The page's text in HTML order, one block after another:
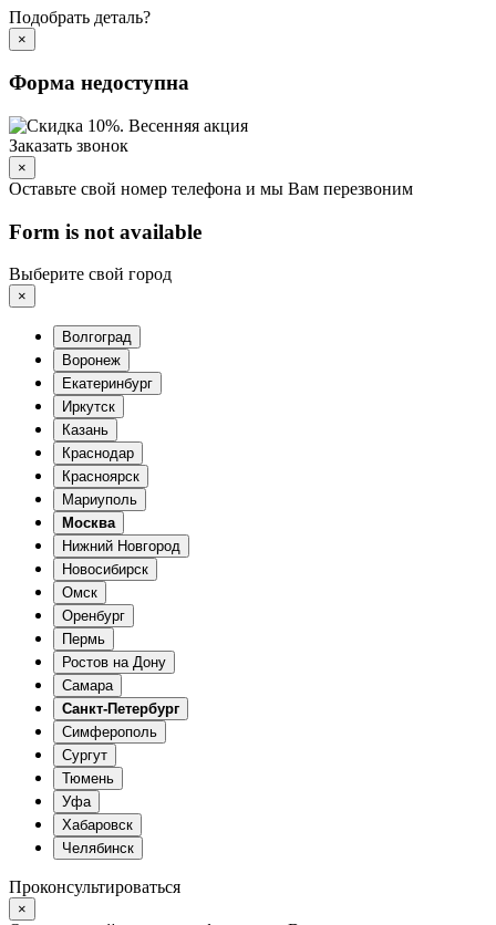
Подобрать деталь?
×
Форма недоступна
Заказать звонок
×
Оставьте свой номер телефона и мы Вам перезвоним
Form is not available
Выберите свой город
×
Волгоград
Воронеж
Екатеринбург
Иркутск
Казань
Краснодар
Красноярск
Мариуполь
Москва
Нижний Новгород
Новосибирск
Омск
Оренбург
Пермь
Ростов на Дону
Самара
Санкт-Петербург
Симферополь
Сургут
Тюмень
Уфа
Хабаровск
Челябинск
Проконсультироваться
×